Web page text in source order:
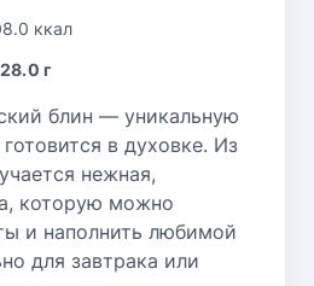
ккал
28.0 г
блин — уникальную
в духовке. Из
нежная,
которую можно
и наполнить любимой
для завтрака или